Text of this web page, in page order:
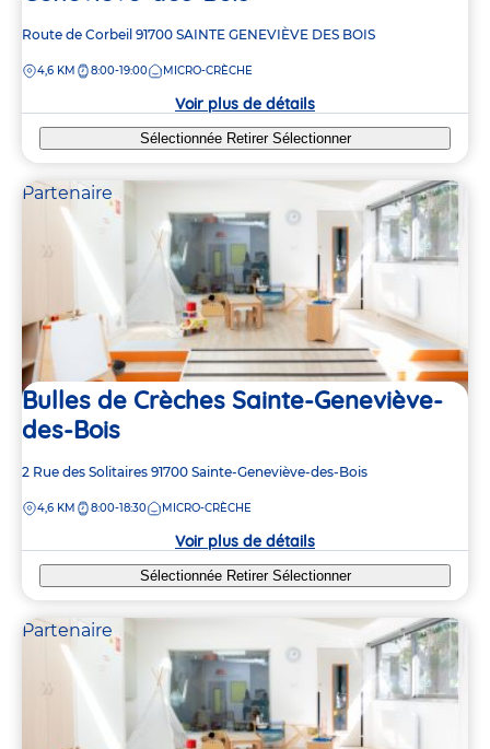
Adresse
la
Route de Corbeil 91700 SAINTE GENEVIÈVE DES BOIS
DISTANCE
4,6 KM 8:00-19:00 MICRO-CRÈCHE
Voir plus de détails
Sélectionnée Retirer Sélectionner
Partenaire
Bulles de Crèches Sainte-Geneviève-
des-Bois
Adresse
la
2 Rue des Solitaires 91700 Sainte-Geneviève-des-Bois
DISTANCE
4,6 KM 8:00-18:30 MICRO-CRÈCHE
Voir plus de détails
Sélectionnée Retirer Sélectionner
Partenaire